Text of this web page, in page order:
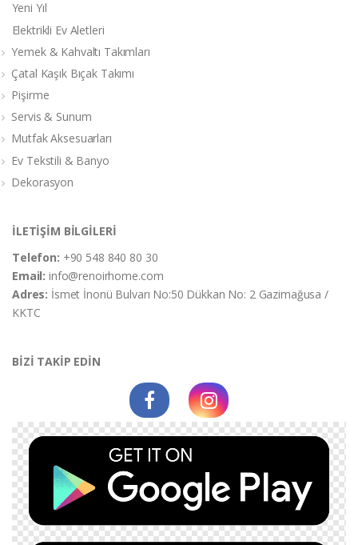
Yeni Yıl
Elektrikli Ev Aletleri
Yemek & Kahvaltı Takımları
Çatal Kaşık Bıçak Takımı
Pişirme
Servis & Sunum
Mutfak Aksesuarları
Ev Tekstili & Banyo
Dekorasyon
İLETİŞİM BİLGİLERİ
Telefon: +90 548 840 80 30
Email:info@renoirhome.com
Adres: İsmet İnonü Bulvarı No:50 Dükkan No: 2 Gazimağusa /
KKTC
BİZİ TAKİP EDİN